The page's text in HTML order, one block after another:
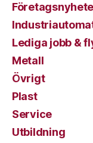
Lediga jobb &
Metall
Övrigt
Plast
Service
Utbildning